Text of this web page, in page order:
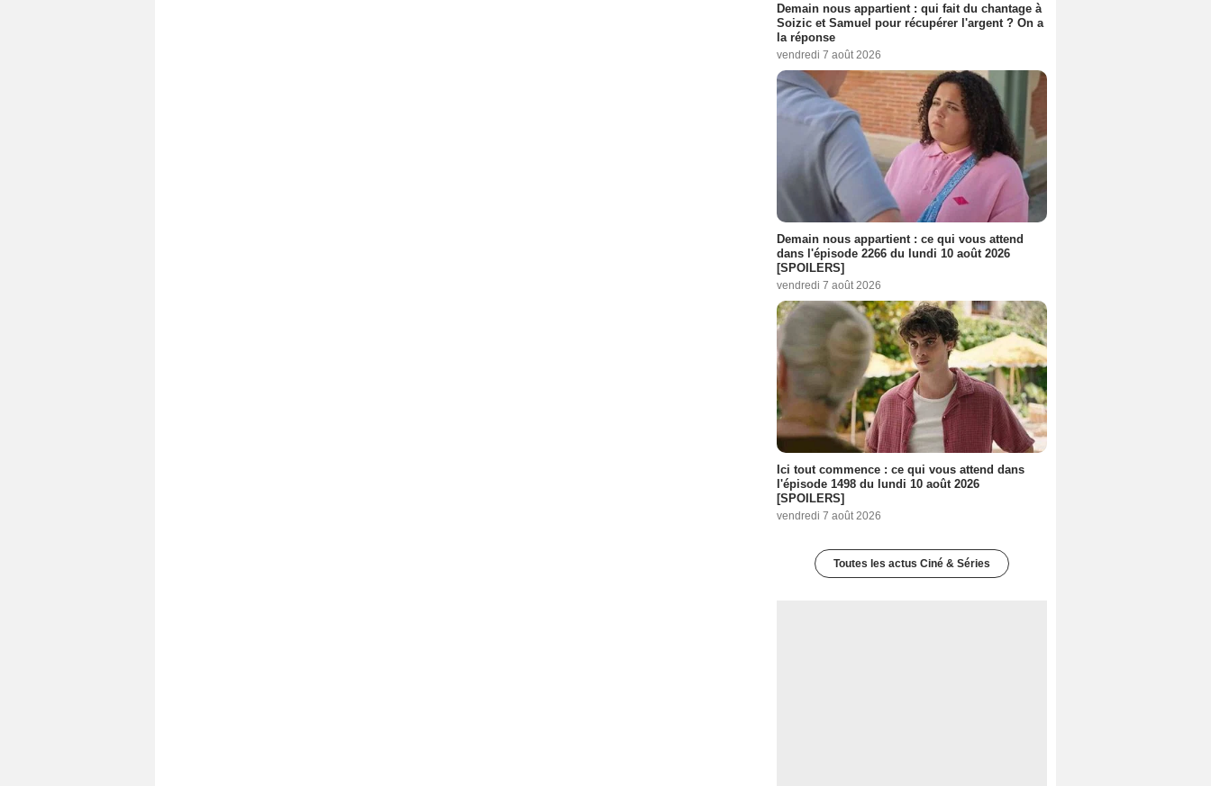
Demain nous appartient : qui fait du chantage à
Soizic et Samuel pour récupérer l'argent ? On a
la réponse
vendredi 7 août 2026
Demain nous appartient : ce qui vous attend
dans l'épisode 2266 du lundi 10 août 2026
[SPOILERS]
vendredi 7 août 2026
Ici tout commence : ce qui vous attend dans
l'épisode 1498 du lundi 10 août 2026
[SPOILERS]
vendredi 7 août 2026
Toutes les actus Ciné & Séries